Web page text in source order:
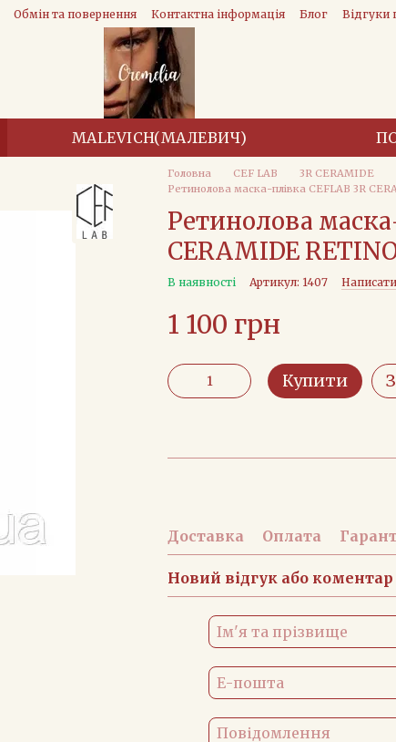
Обмін та повернення Контактна інформація Блог Відгуки
MALEVICH(МАЛЕВИЧ)
Головна CEF LAB 3R CERAMIDE
Ретинолова маска-плівка CEFLAB 3R
Ретинолова
CERAMIDE
В наявності Артикул: 1407
1 100 грн
Купити
Доставка Оплата
Новий відгук або коментар